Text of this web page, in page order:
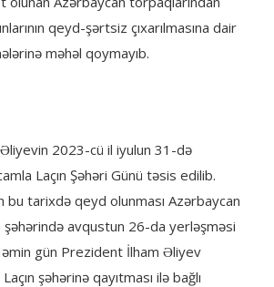
qeyd-şərtsiz çıxarılmasına dair
məhəl qoymayıb.
2023-cü il iyulun 31-də
Laçın Şəhəri Günü təsis edilib.
tarixdə qeyd olunması Azərbaycan
şəhərində avqustun 26-da yerləşməsi
gün Prezident İlham Əliyev
şəhərinə qayıtması ilə bağlı